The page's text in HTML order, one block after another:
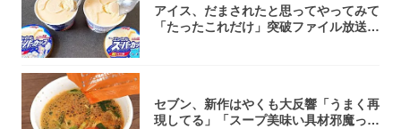
アイス、だまされたと思ってやってみて
「たったこれだけ」突破ファイル放送で
セブン、新作はやくも大反響「うまく再
現してる」「スープ美味い具材邪魔って